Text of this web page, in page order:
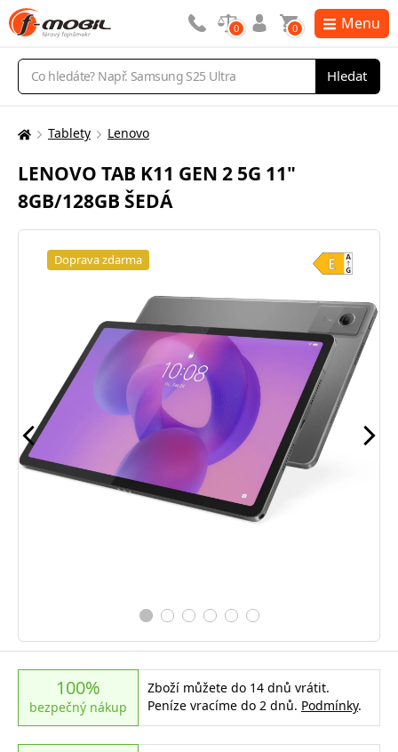
Vyhledávání
Hledat
0 0 Menu
Zde
nacházíte:
Tablety Lenovo
LENOVO TAB K11 GEN 2 5G 11"
8GB/128GB ŠEDÁ
Doprava zdarma
100%
bezpečný nákup
Zboží můžete do 14 dnů vrátit.
Peníze vracíme do 2 dnů. Podmínky.